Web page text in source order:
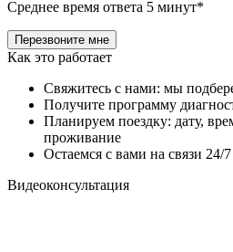
Среднее время ответа 5 минут*
Как это работает
Свяжитесь с нами: мы
Получите программу
Планируем поездку: дату,
проживание
Остаемся с вами на связи 24/7
Видеоконсультация